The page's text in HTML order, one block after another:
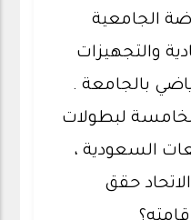
الجامعية
والتجهيزات
بالجامعة .
لبطولات
السعودية ،
حقق